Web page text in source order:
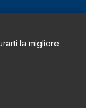
sono riservati
la migliore